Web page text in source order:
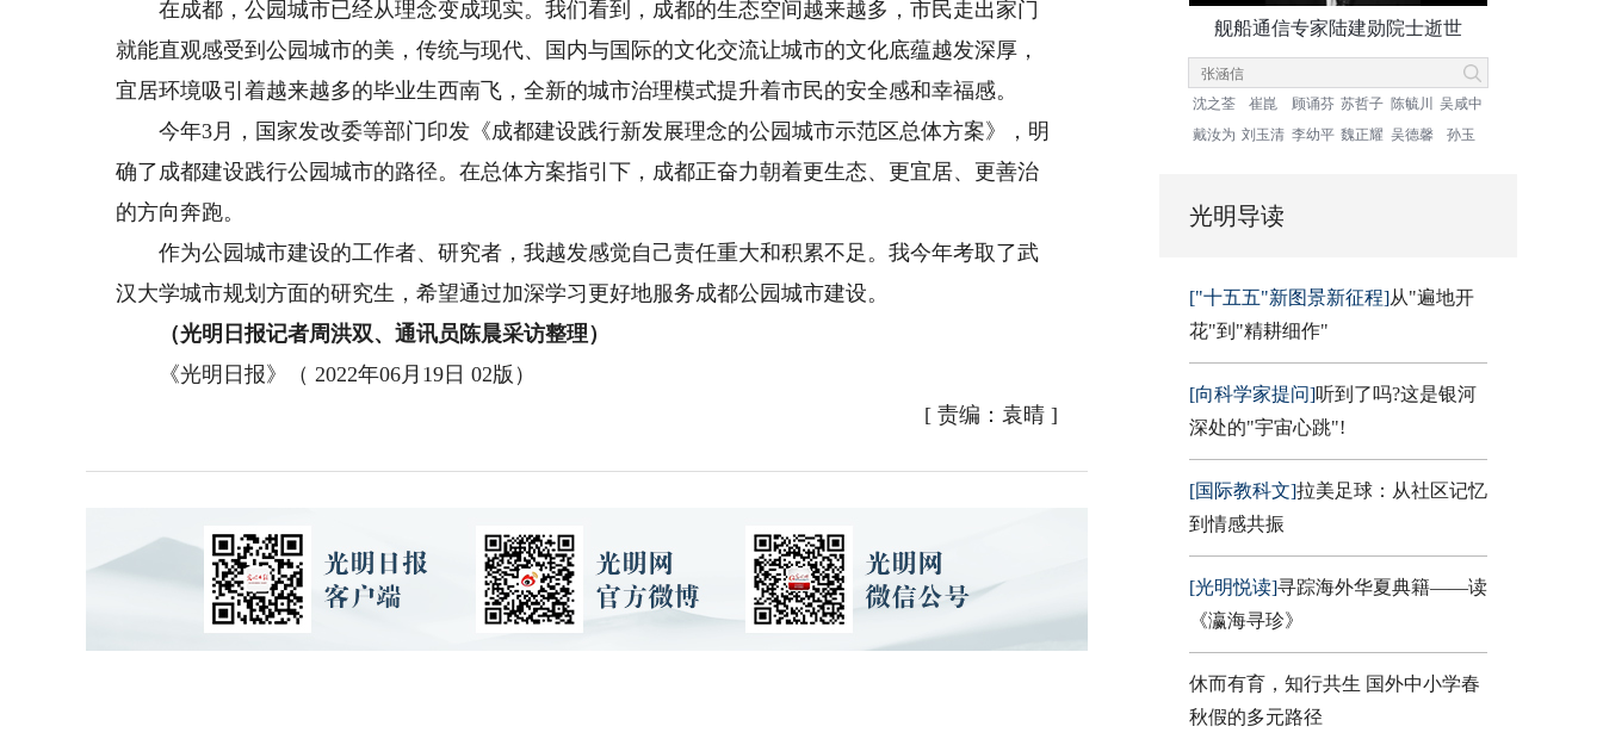
在成都，公园城市已经从理念变成现实。我们看到，成都的生态空间越来越多，市民走出家门
就能直观感受到公园城市的美，传统与现代、国内与国际的文化交流让城市的文化底蕴越发深厚，
宜居环境吸引着越来越多的毕业生西南飞，全新的城市治理模式提升着市民的安全感和幸福感。
今年3月，国家发改委等部门印发《成都建设践行新发展理念的公园城市示范区总体方案》，明
确了成都建设践行公园城市的路径。在总体方案指引下，成都正奋力朝着更生态、更宜居、更善治
的方向奔跑。
作为公园城市建设的工作者、研究者，我越发感觉自己责任重大和积累不足。我今年考取了武
汉大学城市规划方面的研究生，希望通过加深学习更好地服务成都公园城市建设。
（光明日报记者周洪双、通讯员陈晨采访整理）
《光明日报》（ 2022年06月19日 02版）
[ 责编：袁晴]
舰船通信专家陆建勋院士逝世
沈之荃 崔崑 顾诵芬 苏哲子 陈毓川
吴咸中
戴汝为 刘玉清 李幼平 魏正耀 吴德馨 孙玉
光明导读
["十五五"新图景新征程]从"遍地开
花"到"精耕细作"
[向科学家提问]听到了吗?这是银河
深处的"宇宙心跳"!
[国际教科文]拉美足球：从社区记忆
到情感共振
[光明悦读]寻踪海外华夏典籍——读
《瀛海寻珍》
休而有育，知行共生 国外中小学春
秋假的多元路径